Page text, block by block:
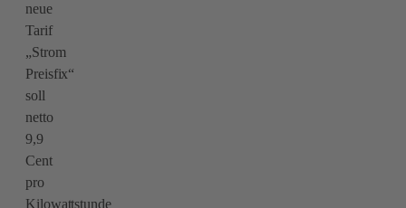
neue
Tarif
„Strom
Preisfix“
soll
netto
9,9
Cent
pro
Kilowattstunde